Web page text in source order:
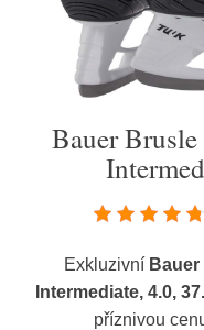
Bauer
Exkluzivní
Intermediate, 4.0,
příznivou